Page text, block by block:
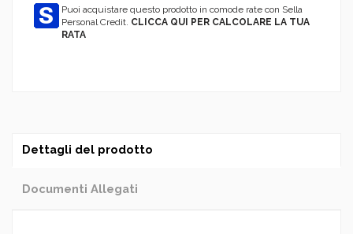
Puoi acquistare questo prodotto in comode rate con Sella
Personal Credit. CLICCA QUI PER CALCOLARE LA TUA
RATA
Dettagli del prodotto
Documenti Allegati